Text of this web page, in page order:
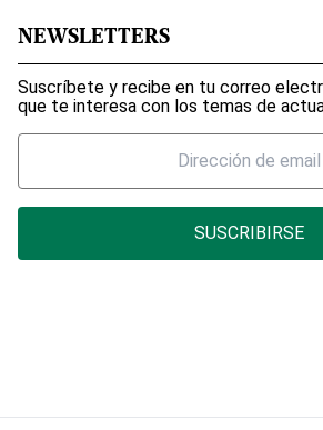
NEWSLETTERS
Suscríbete y recibe en tu correo
que te interesa con los temas de
SUSCRIBIRSE